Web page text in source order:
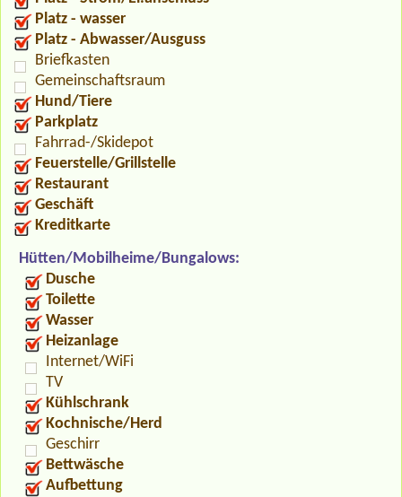
Platz - wasser
Platz - Abwasser/Ausguss
Briefkasten
Gemeinschaftsraum
Hund/Tiere
Parkplatz
Fahrrad-/Skidepot
Feuerstelle/Grillstelle
Restaurant
Geschäft
Kreditkarte
Hütten/Mobilheime/Bungalows:
Dusche
Toilette
Wasser
Heizanlage
Internet/WiFi
TV
Kühlschrank
Kochnische/Herd
Geschirr
Bettwäsche
Aufbettung